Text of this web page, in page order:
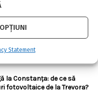
Statement
construcțiilor
la Constanța: de ce să
fotovoltaice de la Trevora?